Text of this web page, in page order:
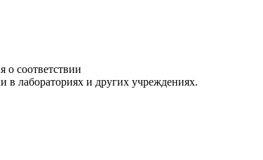
о соответствии
в лабораториях и других учреждениях.